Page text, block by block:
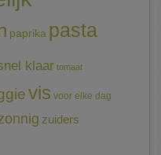
paprika pasta
klaar tomaat
vis voor elke dag
zuiders